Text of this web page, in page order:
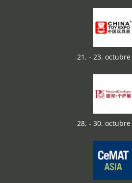
21. - 23. octubre
28. - 30. octubre